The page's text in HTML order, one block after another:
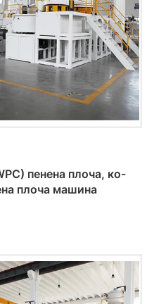
пенена плоча, ко-
плоча машина